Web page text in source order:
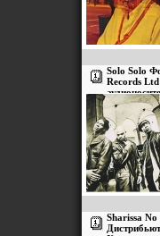
Solo Solo
Records
инфо 2893v.
Sharissa